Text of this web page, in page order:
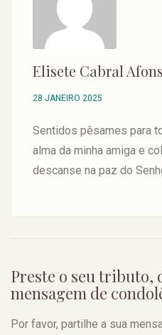
Elisete Cabral
28 JANEIRO 2025
Sentidos pêsames para
alma da minha amiga e
descanse na paz do
Preste o seu tributo,
mensagem de
Por favor, partilhe a sua